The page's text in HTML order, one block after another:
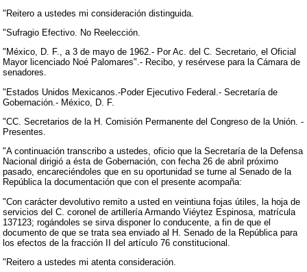
"Reitero a ustedes mi consideración distinguida.
"Sufragio Efectivo. No Reelección.
"México, D. F., a 3 de mayo de 1962.- Por Ac. del C. Secretario, el Oficial
Mayor licenciado Noé Palomares".- Recibo, y resérvese para la Cámara de
senadores.
"Estados Unidos Mexicanos.-Poder Ejecutivo Federal.- Secretaría de
Gobernación.- México, D. F.
"CC. Secretarios de la H. Comisión Permanente del Congreso de la Unión. -
Presentes.
"A continuación transcribo a ustedes, oficio que la Secretaría de la Defensa
Nacional dirigió a ésta de Gobernación, con fecha 26 de abril próximo
pasado, encareciéndoles que en su oportunidad se turne al Senado de la
República la documentación que con el presente acompaña:
"Con carácter devolutivo remito a usted en veintiuna fojas útiles, la hoja de
servicios del C. coronel de artillería Armando Viéytez Espinosa, matrícula
137123; rogándoles se sirva disponer lo conducente, a fin de que el
documento de que se trata sea enviado al H. Senado de la República para
los efectos de la fracción II del artículo 76 constitucional.
"Reitero a ustedes mi atenta consideración.